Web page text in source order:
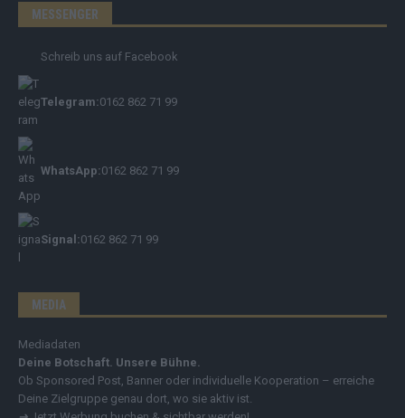
MESSENGER
Schreib uns auf Facebook
Telegram:0162 862 71 99
WhatsApp:0162 862 71 99
Signal:0162 862 71 99
MEDIA
Mediadaten
Deine Botschaft. Unsere Bühne.
Ob Sponsored Post, Banner oder individuelle Kooperation – erreiche
Deine Zielgruppe genau dort, wo sie aktiv ist.